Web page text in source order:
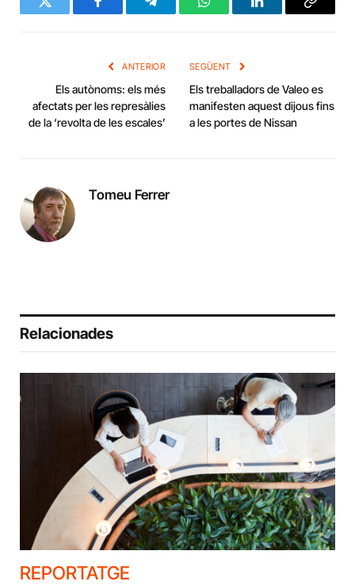
Twitter FacebookTelegramWhatsAppLinkedInCopy
ANTERIOR
Els autònoms: els més
afectats per les represàlies
de la ‘revolta de les escales’
SEGÜENT
Els treballadors de Valeo es
manifesten aquest dijous fins
a les portes de Nissan
Tomeu Ferrer
Relacionades
REPORTATGE